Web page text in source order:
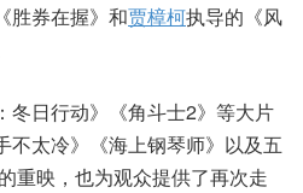
胜券在握》和贾樟柯执导的《风
冬日行动》《角斗士2》等大片
不太冷》《海上钢琴师》以及五
重映，也为观众提供了再次走